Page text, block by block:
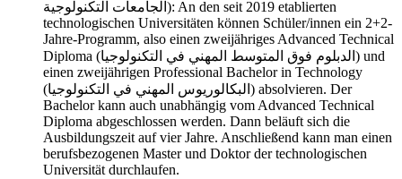
الجامعات التكنولوجية ): An den seit 2019 etablierten
technologischen Universitäten können Schüler/innen ein 2+2-
Jahre-Programm, also einen zweijähriges Advanced Technical
Diploma (الدبلوم فوق المتوسط المهني في التكنولوجيا ) und
einen zweijährigen Professional Bachelor in Technology
(البكالوريوس المهني في التكنولوجيا ) absolvieren. Der
Bachelor kann auch unabhängig vom Advanced Technical
Diploma abgeschlossen werden. Dann beläuft sich die
Ausbildungszeit auf vier Jahre. Anschließend kann man einen
berufsbezogenen Master und Doktor der technologischen
Universität durchlaufen.